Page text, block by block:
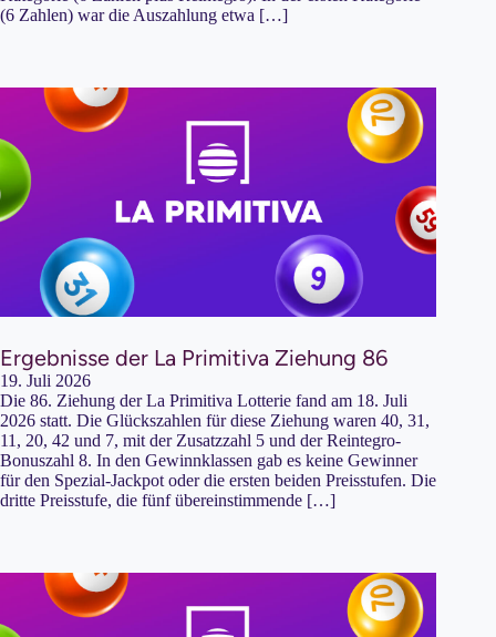
(6 Zahlen) war die Auszahlung etwa […]
Ergebnisse der La Primitiva Ziehung 86
19. Juli 2026
Die 86. Ziehung der La Primitiva Lotterie fand am 18. Juli
2026 statt. Die Glückszahlen für diese Ziehung waren 40, 31,
11, 20, 42 und 7, mit der Zusatzzahl 5 und der Reintegro-
Bonuszahl 8. In den Gewinnklassen gab es keine Gewinner
für den Spezial-Jackpot oder die ersten beiden Preisstufen. Die
dritte Preisstufe, die fünf übereinstimmende […]